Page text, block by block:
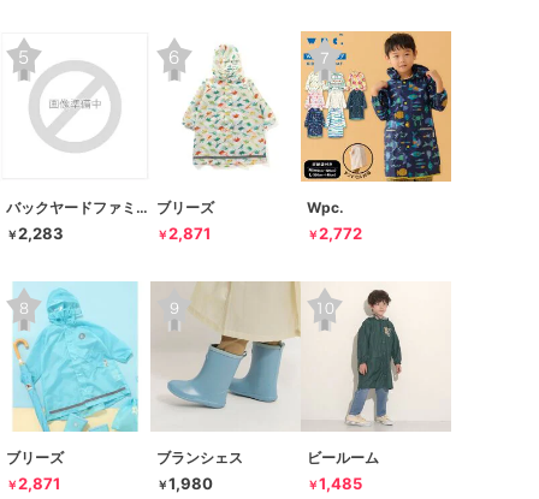
バックヤードファミリー
￥2,283
ブリーズ
￥2,871
Wpc.
￥2,772
ブリーズ
￥2,871
ブランシェス
￥1,980
ビールーム
￥1,485